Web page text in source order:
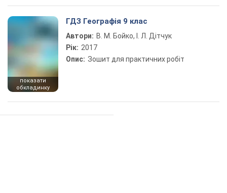
показати
обкладинку
ГДЗ Географія 9 клас
Автори: В. М. Бойко, І. Л. Дітчук
Рік: 2017
Опис: Зошит для практичних робіт